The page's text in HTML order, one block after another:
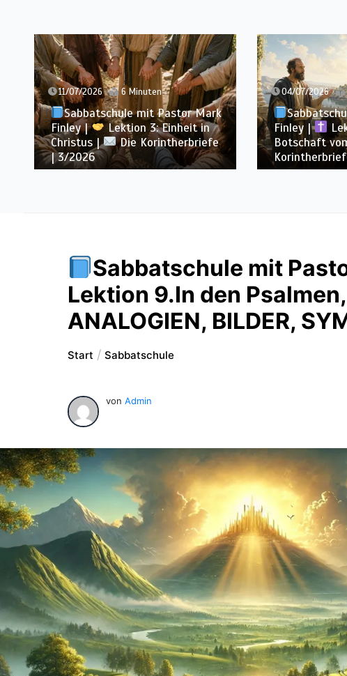
04/07/2026 7 Minuten
Sabbatschule mit Pastor Mark
Finley |
Lektion 2: Die
Botschaft vom Kreuz |
Die
Korintherbriefe | 3/2026
27/06/2026
Finley |
von Paulus
Sabbatschule mit
Lektion 9.In den Psalmen,
ANALOGIEN, BILDER,
Start Sabbatschule
von Admin